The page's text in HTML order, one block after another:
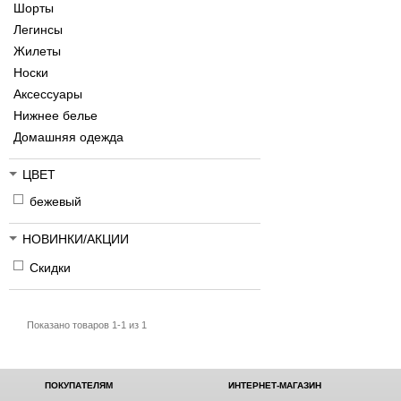
Шорты
Легинсы
Жилеты
Носки
Аксессуары
Нижнее белье
Домашняя одежда
ЦВЕТ
бежевый
НОВИНКИ/АКЦИИ
Скидки
Показано товаров 1-1 из 1
ПОКУПАТЕЛЯМ ИНТЕРНЕТ-МАГАЗИН